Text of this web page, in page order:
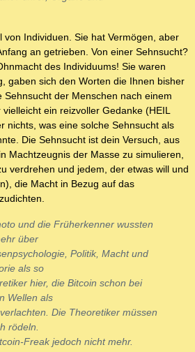
von Individuen. Sie hat Vermögen, aber
an getrieben. Von einer Sehnsucht?
des Individuums! Sie waren
gaben sich den Worten die Ihnen bisher
Sehnsucht der Menschen nach einem
ein reizvoller Gedanke (HEIL
nichts, was eine solche Sehnsucht als
Die Sehnsucht ist dein Versuch, aus
Machtzeugnis der Masse zu simulieren,
verdrehen und jedem, der etwas will und
die Macht in Bezug auf das
und die Früherkenner wussten
über
Politik, Macht und
als so
hier, die Bitcoin schon bei
Wellen als
Die Theoretiker müssen
rödeln.
Freak jedoch nicht mehr.